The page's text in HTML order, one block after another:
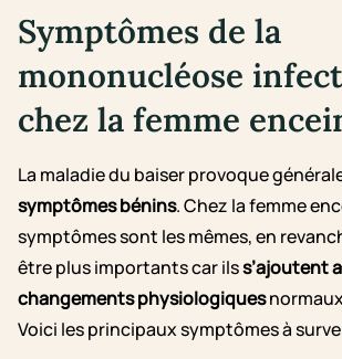
Symptômes de la
mononucléose
chez la femme
La maladie du baiser provoque
symptômes bénins. Chez la femme
symptômes sont les mêmes, en
être plus importants car ilss’ajoutent
changements physiologiques
Voici les principaux symptômes à